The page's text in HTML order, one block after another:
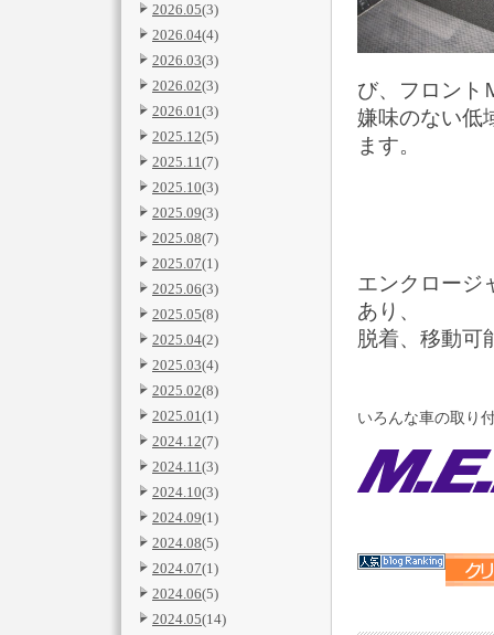
2026.05(3)
2026.04(4)
2026.03(3)
2026.02(3)
2026.01(3)
2025.12(5)
2025.11(7)
2025.10(3)
2025.09(3)
2025.08(7)
2025.07(1)
2025.06(3)
2025.05(8)
2025.04(2)
2025.03(4)
2025.02(8)
2025.01(1)
2024.12(7)
2024.11(3)
2024.10(3)
2024.09(1)
2024.08(5)
2024.07(1)
2024.06(5)
2024.05(14)
び、フロント
嫌味のない低
ます。
エンクロージ
あり、
脱着、移動可
いろんな車の取り